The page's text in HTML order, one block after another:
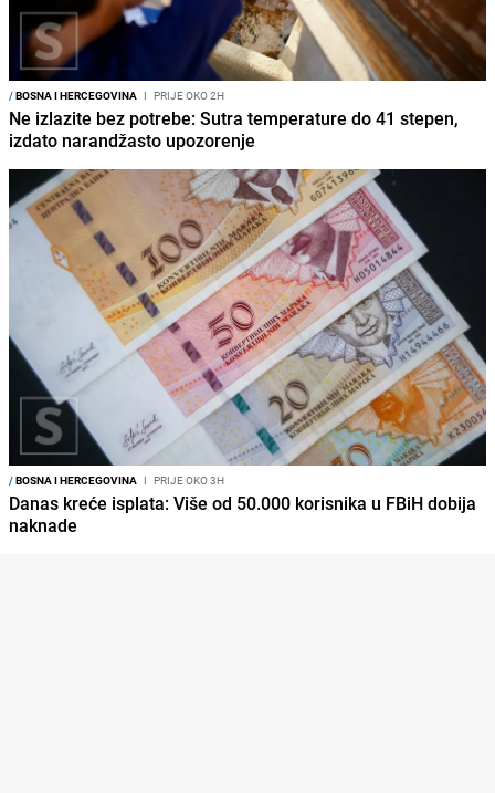
/BOSNA I HERCEGOVINA I PRIJE OKO 2H
Ne izlazite bez potrebe: Sutra temperature do 41 stepen,
izdato narandžasto upozorenje
/BOSNA I HERCEGOVINA I PRIJE OKO 3H
Danas kreće isplata: Više od 50.000 korisnika u FBiH dobija
naknade